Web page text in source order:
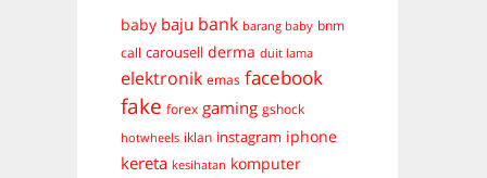
baby baju bank barang baby bnm
call carousell derma duit lama
elektronik emas facebook
fake forex gaming gshock
hotwheels iklan instagram iphone
kereta kesihatan komputer